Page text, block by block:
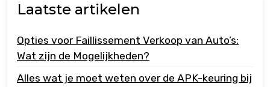
Laatste artikelen
Opties voor Faillissement Verkoop van Auto’s:
Wat zijn de Mogelijkheden?
Alles wat je moet weten over de APK-keuring bij